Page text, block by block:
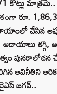
కోట్లు
రూ.
చేసిన
తగ్గి,
అవినీతిని
జగన్..